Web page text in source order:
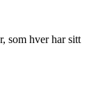
som hver har sitt